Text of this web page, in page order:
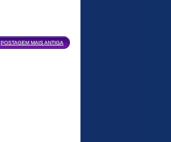
POSTAGEM MAIS ANTIGA